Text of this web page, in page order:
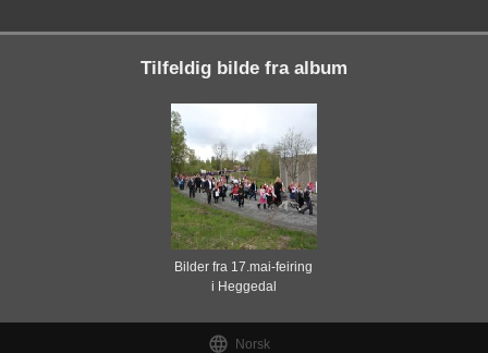
Tilfeldig bilde fra album
Bilder fra 17.mai-feiring
i Heggedal
 Norsk